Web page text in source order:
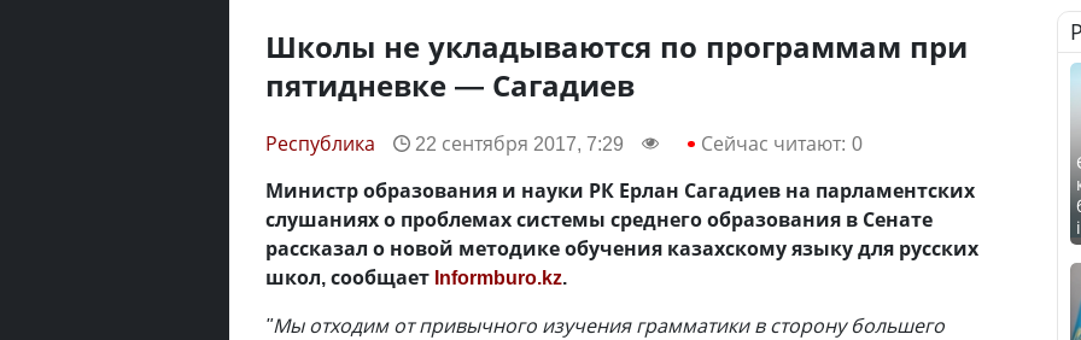
Школы не укладываются по программам при
пятидневке — Сагадиев
Республика 22 сентября 2017, 7:29 Сейчас читают: 0
Министр образования и науки РК Ерлан Сагадиев на парламентских
слушаниях о проблемах системы среднего образования в Сенате
рассказал о новой методике обучения казахскому языку для русских
школ, сообщает Informburo.kz.
"Мы отходим от привычного изучения грамматики в сторону большего